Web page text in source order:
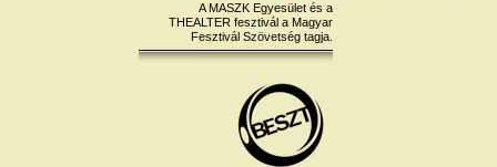
A MASZK Egyesület és a
THEALTER fesztivál a Magyar
Fesztivál Szövetség tagja.